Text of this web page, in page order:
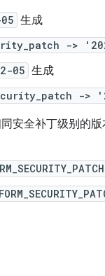
生成
->
05 生成
->
安全补丁级别的